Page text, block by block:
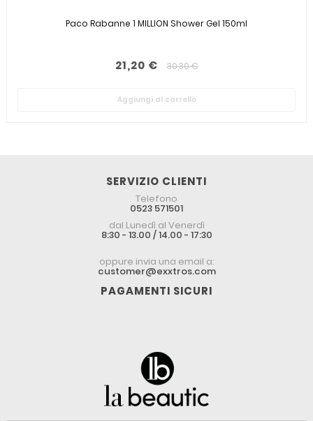
Paco Rabanne 1 MILLION Shower Gel 150ml
21,20 € 30,30 €
Aggiungi al carrello
SERVIZIO CLIENTI
Telefono
0523 571501
dal Lunedì al Venerdì
8:30 - 13.00 / 14.00 - 17:30
oppure invia una email a:
customer@exxtros.com
PAGAMENTI SICURI